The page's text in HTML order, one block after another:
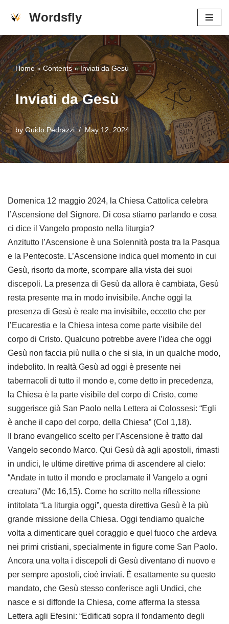
to
content
Wordsfly
Home»Contents»Inviati da Gesù
Inviati da Gesù
by Guido Pedrazzi May 12, 2024
Domenica 12 maggio 2024, la Chiesa Cattolica celebra
l’Ascensione del Signore. Di cosa stiamo parlando e cosa
ci dice il Vangelo proposto nella liturgia?
Anzitutto l’Ascensione è una Solennità posta tra la Pasqua
e la Pentecoste. L’Ascensione indica quel momento in cui
Gesù, risorto da morte, scompare alla vista dei suoi
discepoli. La presenza di Gesù da allora è cambiata, Gesù
resta presente ma in modo invisibile. Anche oggi la
presenza di Gesù è reale ma invisibile, eccetto che per
l’Eucarestia e la Chiesa intesa come parte visibile del
corpo di Cristo. Qualcuno potrebbe avere l’idea che oggi
Gesù non faccia più nulla o che si sia, in un qualche modo,
indebolito. In realtà Gesù ad oggi è presente nei
tabernacoli di tutto il mondo e, come detto in precedenza,
la Chiesa è la parte visibile del corpo di Cristo, come
suggerisce già San Paolo nella Lettera ai Colossesi: “Egli
è anche il capo del corpo, della Chiesa” (Col 1,18).
Il brano evangelico scelto per l’Ascensione è tratto dal
Vangelo secondo Marco. Qui Gesù dà agli apostoli, rimasti
in undici, le ultime direttive prima di ascendere al cielo:
“Andate in tutto il mondo e proclamate il Vangelo a ogni
creatura” (Mc 16,15). Come ho scritto nella riflessione
intitolata “La liturgia oggi”, questa direttiva Gesù è la più
grande missione della Chiesa. Oggi tendiamo qualche
volta a dimenticare quel coraggio e quel fuoco che ardeva
nei primi cristiani, specialmente in figure come San Paolo.
Ancora una volta i discepoli di Gesù diventano di nuovo e
per sempre apostoli, cioè inviati. È esattamente su questo
mandato, che Gesù stesso conferisce agli Undici, che
nasce e si diffonde la Chiesa, come afferma la stessa
Lettera agli Efesini: “Edificati sopra il fondamento degli